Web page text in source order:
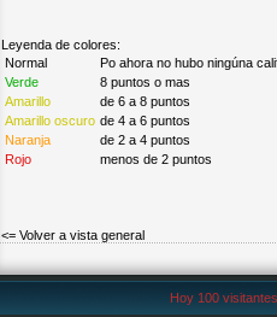
Leyenda de colores:
Normal
Po ahora no hubo ningúna
Verde
8 puntos o mas
Amarillo
de 6 a 8 puntos
Amarillo oscuro de 4 a 6 puntos
Naranja
de 2 a 4 puntos
Rojo
menos de 2 puntos
<= Volver a vista general
Hoy 100 visitantes